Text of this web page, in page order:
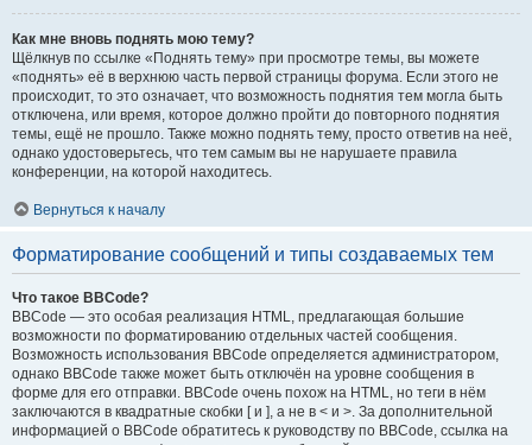
Как мне вновь поднять мою тему?
Щёлкнув по ссылке «Поднять тему» при просмотре темы, вы можете
«поднять» её в верхнюю часть первой страницы форума. Если этого не
происходит, то это означает, что возможность поднятия тем могла быть
отключена, или время, которое должно пройти до повторного поднятия
темы, ещё не прошло. Также можно поднять тему, просто ответив на неё,
однако удостоверьтесь, что тем самым вы не нарушаете правила
конференции, на которой находитесь.
Вернуться к началу
Форматирование сообщений и типы создаваемых тем
Что такое BBCode?
BBCode — это особая реализация HTML, предлагающая большие
возможности по форматированию отдельных частей сообщения.
Возможность использования BBCode определяется администратором,
однако BBCode также может быть отключён на уровне сообщения в
форме для его отправки. BBCode очень похож на HTML, но теги в нём
заключаются в квадратные скобки [ и ], а не в < и >. За дополнительной
информацией о BBCode обратитесь к руководству по BBCode, ссылка на